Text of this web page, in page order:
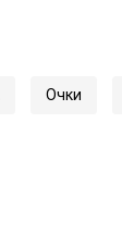
Очки